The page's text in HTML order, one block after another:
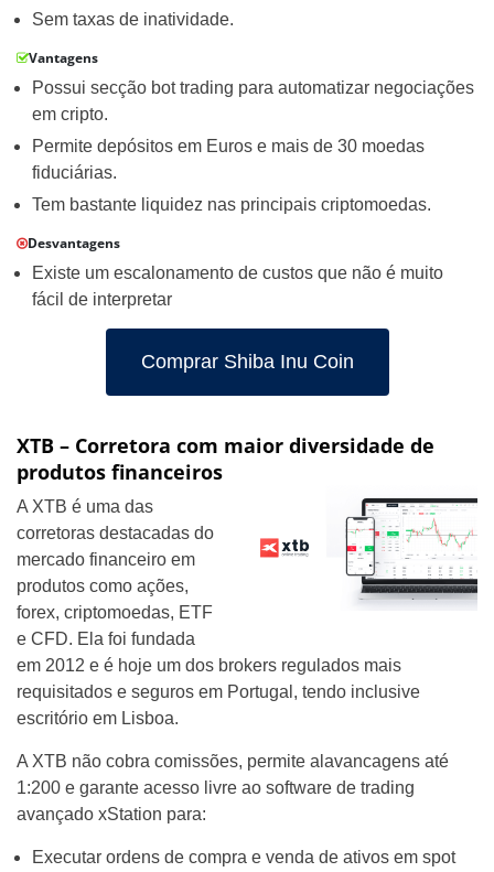
Sem taxas de inatividade.
Vantagens
Possui secção bot trading para automatizar negociações
em cripto.
Permite depósitos em Euros e mais de 30 moedas
fiduciárias.
Tem bastante liquidez nas principais criptomoedas.
Desvantagens
Existe um escalonamento de custos que não é muito
fácil de interpretar
Comprar Shiba Inu Coin
XTB – Corretora com maior diversidade de
produtos financeiros
A XTB é uma das
corretoras destacadas do
mercado financeiro em
produtos como ações,
forex, criptomoedas, ETF
e CFD. Ela foi fundada
em 2012 e é hoje um dos brokers regulados mais
requisitados e seguros em Portugal, tendo inclusive
escritório em Lisboa.
A XTB não cobra comissões, permite alavancagens até
1:200 e garante acesso livre ao software de trading
avançado xStation para:
Executar ordens de compra e venda de ativos em spot